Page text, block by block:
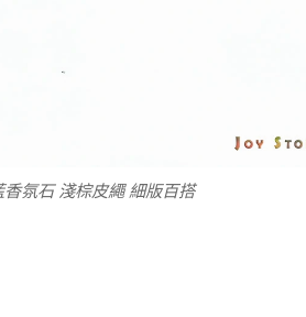
氛石 淺棕皮繩 細版百搭
氛石 淺棕皮繩 細版百搭 不鏽鋼延長鍊